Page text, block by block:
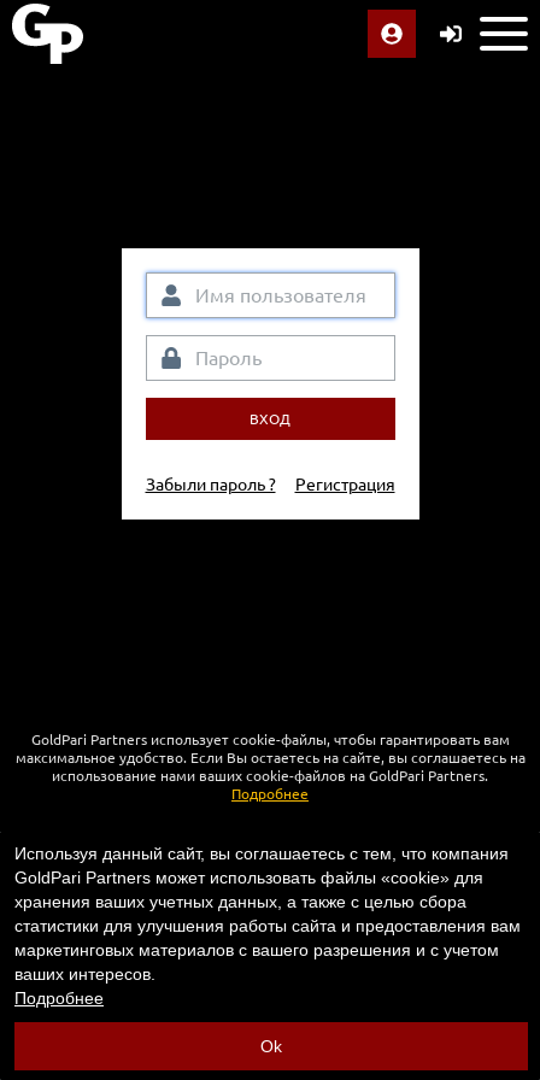
ВХОД
Забыли пароль ? Регистрация
GoldPari Partners использует cookie-файлы, чтобы гарантировать вам
максимальное удобство. Если Вы остаетесь на сайте, вы соглашаетесь на
использование нами ваших cookie-файлов на GoldPari Partners.
Подробнее
КОНТАКТЫ
НОВОСТИ
ПОЛИТИКА КОНФИДЕНЦИАЛЬНОСТИ
GoldPari Partners
Используя данный сайт, вы соглашаетесь с тем, что компания
GoldPari Partners может использовать файлы «cookie» для
хранения ваших учетных данных, а также с целью сбора
статистики для улучшения работы сайта и предоставления вам
маркетинговых материалов с вашего разрешения и с учетом
ваших интересов.
Подробнее
Ok